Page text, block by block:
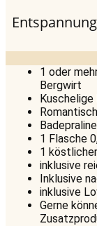
1 oder
Bergwirt
1 Flasche
1
inklusive
Inklusive
inklusive
Gerne